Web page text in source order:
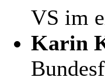
VS im
Karin